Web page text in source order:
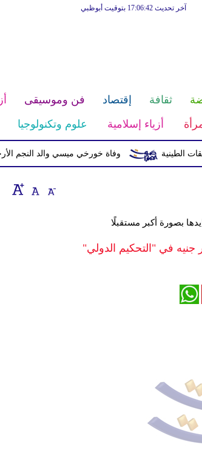
آخر تحديث 17:06:42 بتوقيت أبوظبي
ثقافة إقتصاد فن وموسيقى
أزياء إسلامية علوم وتكنولوجيا
وفاة خورخي ميسي والد النجم
بصورة أكبر مستقبلًا